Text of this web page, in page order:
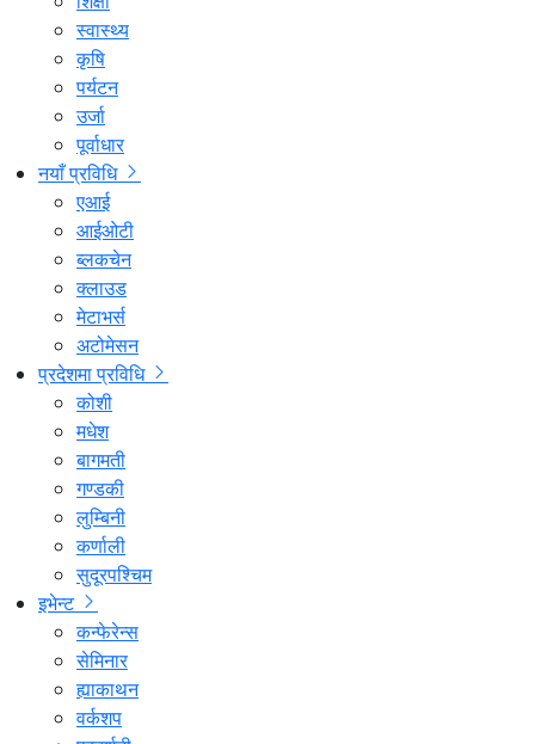
स्वास्थ्य
कृषि
पर्यटन
उर्जा
पूर्वाधार
नयाँ प्रविधि
एआई
आईओटी
ब्लकचेन
क्लाउड
मेटाभर्स
अटोमेसन
प्रदेशमा प्रविधि
कोशी
मधेश
बागमती
गण्डकी
लुम्बिनी
कर्णाली
सुदूरपश्चिम
इभेन्ट
कन्फेरेन्स
सेमिनार
ह्याकाथन
वर्कशप